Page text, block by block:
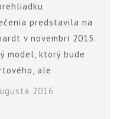
predstavila na
v novembri 2015.
model, ktorý bude
ale
2016